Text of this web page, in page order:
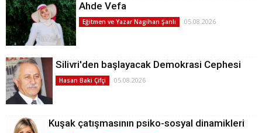
Ahde Vefa
Eğitmen ve Yazar Nagihan Şanlı 05.08.2026
Silivri'den başlayacak Demokrasi Cephesi
Hasan Baki Çifçi 05.08.2026
Kuşak çatışmasının psiko-sosyal dinamikleri